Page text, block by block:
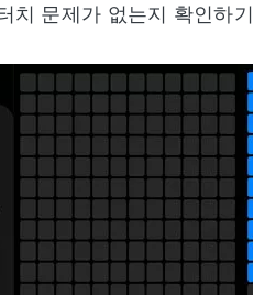
치 문제가 없는지 확인하기